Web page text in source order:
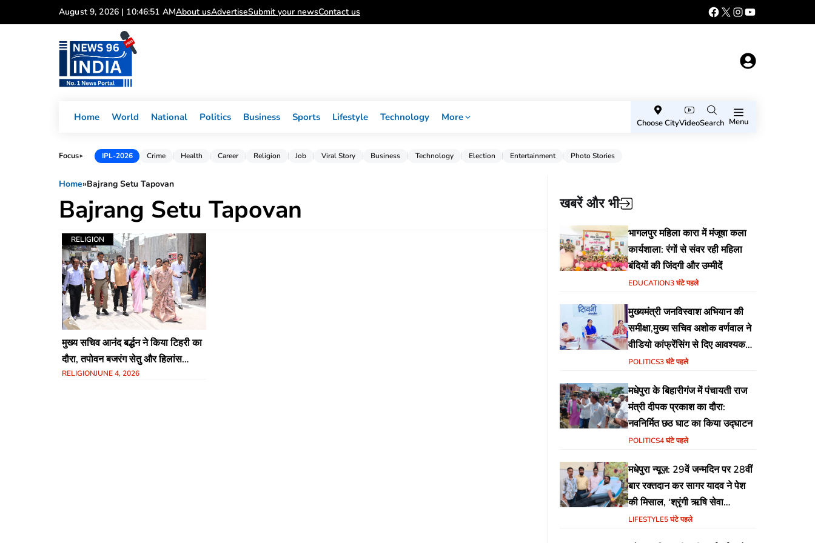
to
August 9, 2026 | 10:46:51 AMAbout usAdvertiseSubmit your newsContact us
Home World National Politics Business Sports Lifestyle Technology More
Choose CityVideoSearch Menu
Focus► IPL-2026 Crime Health Career Religion Job Viral Story Business Technology Election Entertainment Photo Stories
Home»Bajrang Setu Tapovan
Bajrang Setu Tapovan
RELIGION
मुख्य सचिव आनंद बर्द्धन ने किया टिहरी का
दौरा, तपोवन बजरंग सेतु और हिलांस
भोजनालय का औचक निरीक्षण
RELIGIONJUNE 4, 2026
खबरें और भी
भागलपुर महिला कारा में मंजूषा कला
कार्यशाला: रंगों से संवर रही महिला
बंदियों की जिंदगी और उम्मीदें
EDUCATION3 घंटे पहले
मुख्यमंत्री जनविस्वाश अभियान की
समीक्षा,मुख्य सचिव अशोक वर्णवाल ने
वीडियो कांफ्रेंसिंग से दिए आवश्यक
निर्देश
POLITICS3 घंटे पहले
मधेपुरा के बिहारीगंज में पंचायती राज
मंत्री दीपक प्रकाश का दौरा:
नवनिर्मित छठ घाट का किया उद्घाटन
POLITICS4 घंटे पहले
मधेपुरा न्यूज़: 29वें जन्मदिन पर 28वीं
बार रक्तदान कर सागर यादव ने पेश
की मिसाल, ‘श्रृंगी ऋषि सेवा
फाउंडेशन’ की अनूठी पहल
LIFESTYLE5 घंटे पहले